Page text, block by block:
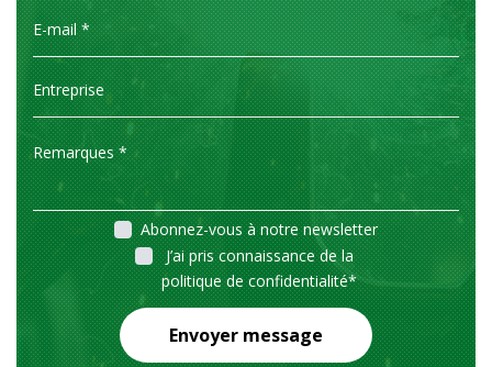
Abonnez-vous à notre newsletter
J’ai pris connaissance de la
politique de confidentialité*
Envoyer message